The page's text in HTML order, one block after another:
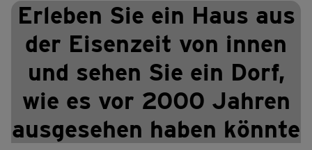
Erleben Sie ein Haus aus
der Eisenzeit von innen
und sehen Sie ein Dorf,
wie es vor 2000 Jahren
ausgesehen haben könnte